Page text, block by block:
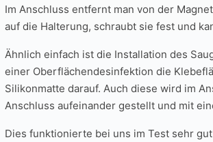
Im Anschluss entfernt man von der
auf die Halterung, schraubt sie fest und
Ähnlich einfach ist die Installation des
einer Oberflächendesinfektion die
Silikonmatte darauf. Auch diese wird im
Anschluss aufeinander gestellt und mit
Dies funktionierte bei uns im Test sehr